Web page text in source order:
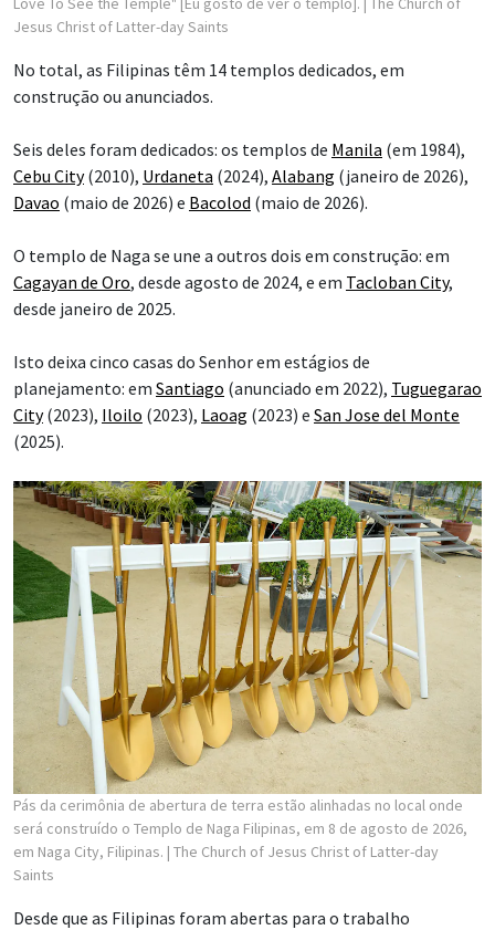
Jesus Christ of Latter-day Saints
No total, as Filipinas têm 14 templos dedicados, em
construção ou anunciados.
Seis deles foram dedicados: os templos de Manila (em 1984),
Cebu City(2010), Urdaneta (2024), Alabang (janeiro de 2026),
Davao (maio de 2026) e Bacolod (maio de 2026).
O templo de Naga se une a outros dois em construção: em
Cagayan de Oro, desde agosto de 2024, e em Tacloban City,
desde janeiro de 2025.
Isto deixa cinco casas do Senhor em estágios de
planejamento: em Santiago (anunciado em 2022), Tuguegarao
City(2023), Iloilo (2023), Laoag (2023) e San Jose del Monte
(2025).
Pás da cerimônia de abertura de terra estão alinhadas no local onde
será construído o Templo de Naga Filipinas, em 8 de agosto de 2026,
em Naga City, Filipinas. | The Church of Jesus Christ of Latter-day
Saints
Desde que as Filipinas foram abertas para o trabalho